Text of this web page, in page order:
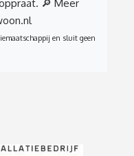
🔎 Meer
en sluit geen